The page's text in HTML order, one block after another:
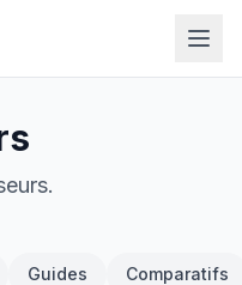
Guides Comparatifs